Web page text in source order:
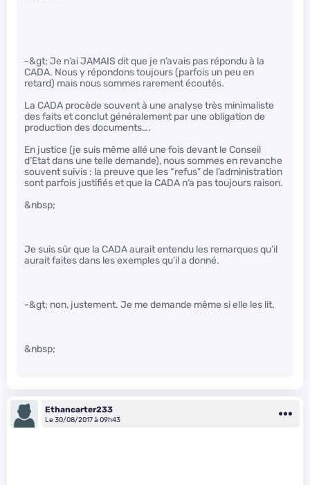
-&gt; Je n’ai JAMAIS dit que je n’avais pas répondu à la
CADA. Nous y répondons toujours (parfois un peu en
retard) mais nous sommes rarement écoutés.
La CADA procède souvent à une analyse très minimaliste
des faits et conclut généralement par une obligation de
production des documents….
En justice (je suis même allé une fois devant le Conseil
d’Etat dans une telle demande), nous sommes en revanche
souvent suivis : la preuve que les “refus” de l’administration
sont parfois justifiés et que la CADA n’a pas toujours raison.
&nbsp;
Je suis sûr que la CADA aurait entendu les remarques qu’il
aurait faites dans les exemples qu’il a donné.
-&gt; non, justement. Je me demande même si elle les lit.
&nbsp;
Ethancarter233
Le 30/08/2017 à 09h43